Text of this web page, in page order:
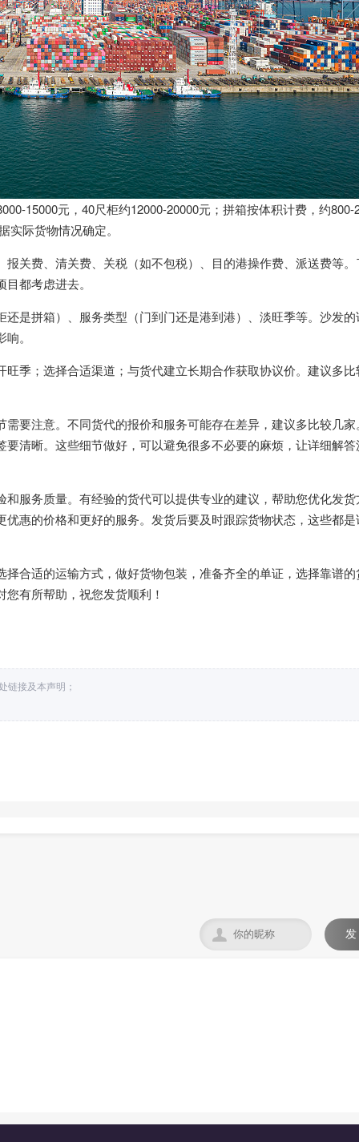
15000元，40尺柜约12000-20000元；拼箱按体积计费，约800-
际货物情况确定。
关费、清关费、关税（如不包税）、目的港操作费、派送费等。
都考虑进去。
是拼箱）、服务类型（门到门还是港到港）、淡旺季等。沙发的
。
季；选择合适渠道；与货代建立长期合作获取协议价。建议多比
要注意。不同货代的报价和服务可能存在差异，建议多比较几家
清晰。这些细节做好，可以避免很多不必要的麻烦，让详细解答
服务质量。有经验的货代可以提供专业的建议，帮助您优化发货
惠的价格和更好的服务。发货后要及时跟踪货物状态，这些都是
合适的运输方式，做好货物包装，准备齐全的单证，选择靠谱的
有所帮助，祝您发货顺利！
链接及本声明；
发
